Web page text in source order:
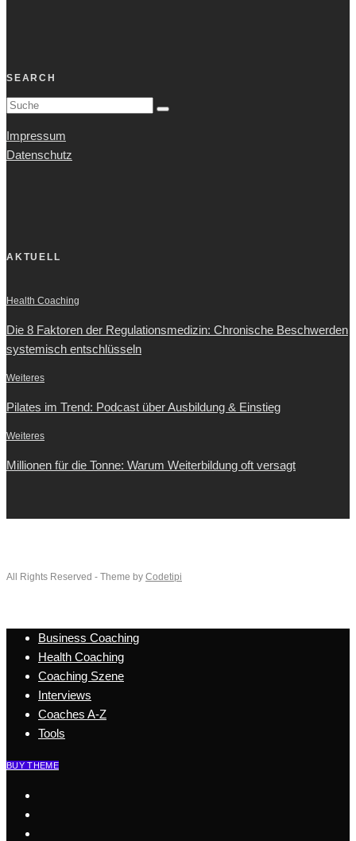
SEARCH
Impressum
Datenschutz
AKTUELL
Health Coaching
Die 8 Faktoren der Regulationsmedizin: Chronische Beschwerden
systemisch entschlüsseln
Weiteres
Pilates im Trend: Podcast über Ausbildung & Einstieg
Weiteres
Millionen für die Tonne: Warum Weiterbildung oft versagt
All Rights Reserved - Theme by Codetipi
Business Coaching
Health Coaching
Coaching Szene
Interviews
Coaches A-Z
Tools
BUY THEME